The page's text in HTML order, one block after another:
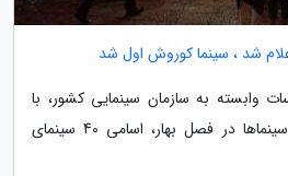
وابسته به سازمان سینمایی کشور، با
انتشارگزارش آماری فروش سینماها در فصل بهار، اسامی 40 سینمای